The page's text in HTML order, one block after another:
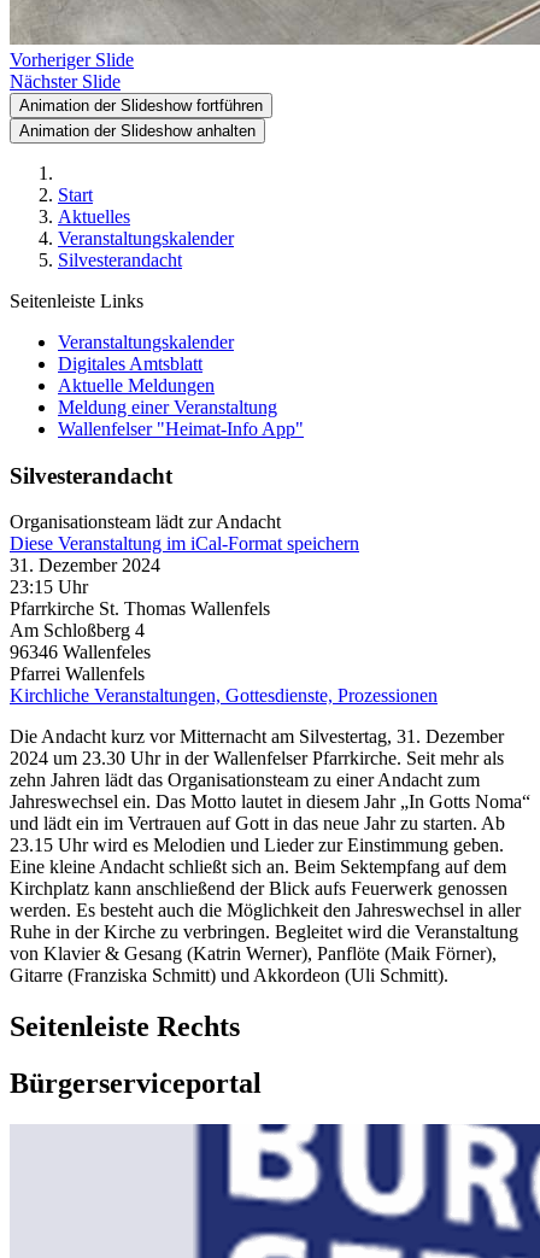
Vorheriger Slide
Nächster Slide
Animation der Slideshow fortführen
Animation der Slideshow anhalten
Start
Aktuelles
Veranstaltungskalender
Silvesterandacht
Seitenleiste Links
Veranstaltungskalender
Digitales Amtsblatt
Aktuelle Meldungen
Meldung einer Veranstaltung
Wallenfelser "Heimat-Info App"
Silvesterandacht
Organisationsteam lädt zur Andacht
Diese Veranstaltung im iCal-Format speichern
31. Dezember 2024
23:15 Uhr
Pfarrkirche St. Thomas Wallenfels
Am Schloßberg 4
96346 Wallenfeles
Pfarrei Wallenfels
Kirchliche Veranstaltungen, Gottesdienste, Prozessionen
Die Andacht kurz vor Mitternacht am Silvestertag, 31. Dezember
2024 um 23.30 Uhr in der Wallenfelser Pfarrkirche. Seit mehr als
zehn Jahren lädt das Organisationsteam zu einer Andacht zum
Jahreswechsel ein. Das Motto lautet in diesem Jahr „In Gotts Noma“
und lädt ein im Vertrauen auf Gott in das neue Jahr zu starten. Ab
23.15 Uhr wird es Melodien und Lieder zur Einstimmung geben.
Eine kleine Andacht schließt sich an. Beim Sektempfang auf dem
Kirchplatz kann anschließend der Blick aufs Feuerwerk genossen
werden. Es besteht auch die Möglichkeit den Jahreswechsel in aller
Ruhe in der Kirche zu verbringen. Begleitet wird die Veranstaltung
von Klavier & Gesang (Katrin Werner), Panflöte (Maik Förner),
Gitarre (Franziska Schmitt) und Akkordeon (Uli Schmitt).
Seitenleiste Rechts
Bürgerserviceportal